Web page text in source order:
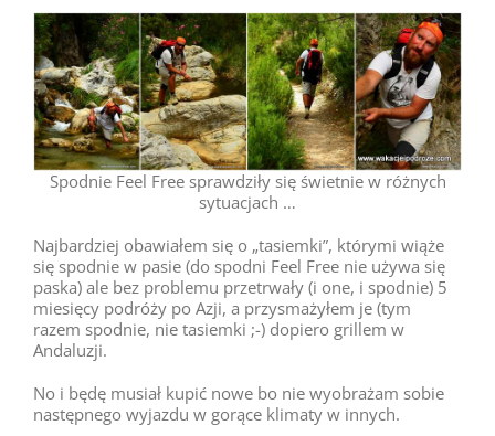
Spodnie Feel Free sprawdziły się świetnie w różnych
sytuacjach …
Najbardziej obawiałem się o „tasiemki”, którymi wiąże
się spodnie w pasie (do spodni Feel Free nie używa się
paska) ale bez problemu przetrwały (i one, i spodnie) 5
miesięcy podróży po Azji, a przysmażyłem je (tym
razem spodnie, nie tasiemki ;-) dopiero grillem w
Andaluzji.
No i będę musiał kupić nowe bo nie wyobrażam sobie
następnego wyjazdu w gorące klimaty w innych.